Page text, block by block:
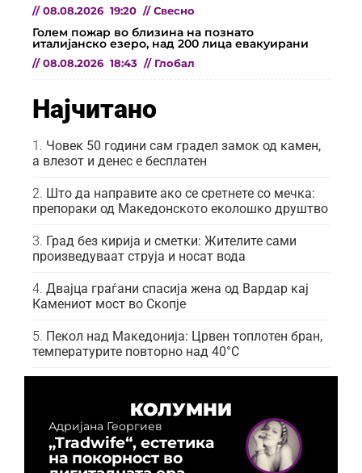
// 08.08.2026 19:20 // Свесно
Голем пожар во близина на познато
италијанско езеро, над 200 лица евакуирани
// 08.08.2026 18:43 // Глобал
Најчитано
Човек 50 години сам градел замок од камен,
а влезот и денес е бесплатен
Што да направите ако се сретнете со мечка:
препораки од Македонското еколошко друштво
Град без кирија и сметки: Жителите сами
произведуваат струја и носат вода
Двајца граѓани спасија жена од Вардар кај
Камениот мост во Скопје
Пекол над Македонија: Црвен топлотен бран,
температурите повторно над 40°C
КОЛУМНИ
Адријана Георгиев
„Tradwife“, естетика
на покорност во